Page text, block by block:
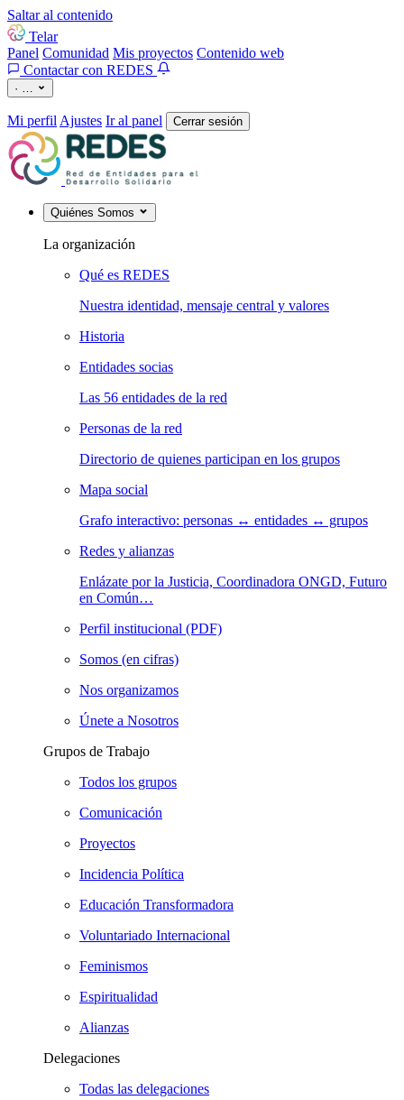
Saltar al contenido
Telar
Panel Comunidad Mis proyectos Contenido web
Contactar con REDES
· …
Mi perfil Ajustes Ir al panel Cerrar sesión
Quiénes Somos
La organización
Qué es REDES
Nuestra identidad, mensaje central y valores
Historia
Entidades socias
Las 56 entidades de la red
Personas de la red
Directorio de quienes participan en los grupos
Mapa social
Grafo interactivo: personas ↔ entidades ↔ grupos
Redes y alianzas
Enlázate por la Justicia, Coordinadora ONGD, Futuro
en Común…
Perfil institucional (PDF)
Somos (en cifras)
Nos organizamos
Únete a Nosotros
Grupos de Trabajo
Todos los grupos
Comunicación
Proyectos
Incidencia Política
Educación Transformadora
Voluntariado Internacional
Feminismos
Espiritualidad
Alianzas
Delegaciones
Todas las delegaciones